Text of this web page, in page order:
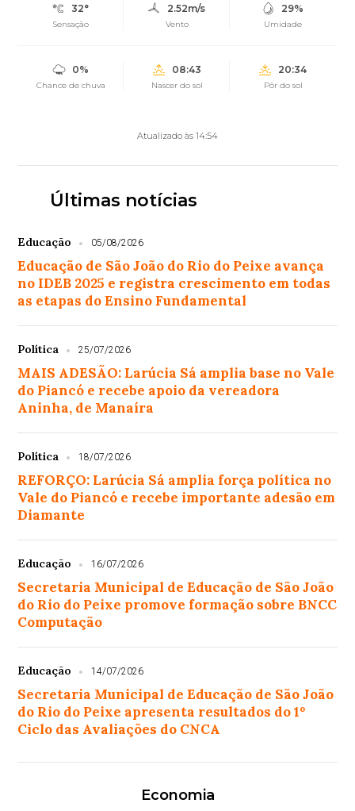
32°
Sensação
2.52m/s
Vento
29%
Umidade
0%
Chance de chuva
08:43
Nascer do sol
20:34
Pôr do sol
Atualizado às 14:54
Últimas notícias
Educação 05/08/2026
Educação de São João do Rio do Peixe avança
no IDEB 2025 e registra crescimento em todas
as etapas do Ensino Fundamental
Política 25/07/2026
MAIS ADESÃO: Larúcia Sá amplia base no Vale
do Piancó e recebe apoio da vereadora
Aninha, de Manaíra
Política 18/07/2026
REFORÇO: Larúcia Sá amplia força política no
Vale do Piancó e recebe importante adesão em
Diamante
Educação 16/07/2026
Secretaria Municipal de Educação de São João
do Rio do Peixe promove formação sobre BNCC
Computação
Educação 14/07/2026
Secretaria Municipal de Educação de São João
do Rio do Peixe apresenta resultados do 1º
Ciclo das Avaliações do CNCA
Economia